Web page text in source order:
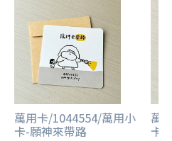
萬用卡/1044554/萬用小
卡-願神來帶路
萬
卡-